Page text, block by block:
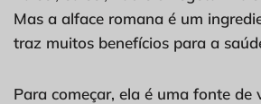
Mas a alface romana é um
traz muitos benefícios para a
Para começar, ela é uma fonte de